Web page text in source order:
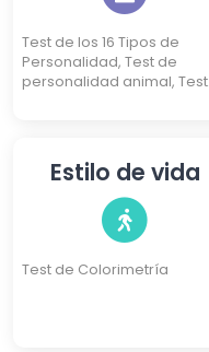
Test de los 16 Tipos de
Personalidad, Test de
personalidad animal, Test
Test de 3 Identidades, Test
de Eneagrama
Estilo de vida
Test de Colorimetría